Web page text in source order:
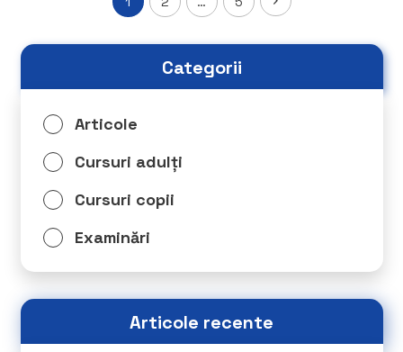
Categorii
Articole
Cursuri adulți
Cursuri copii
Examinări
Articole recente